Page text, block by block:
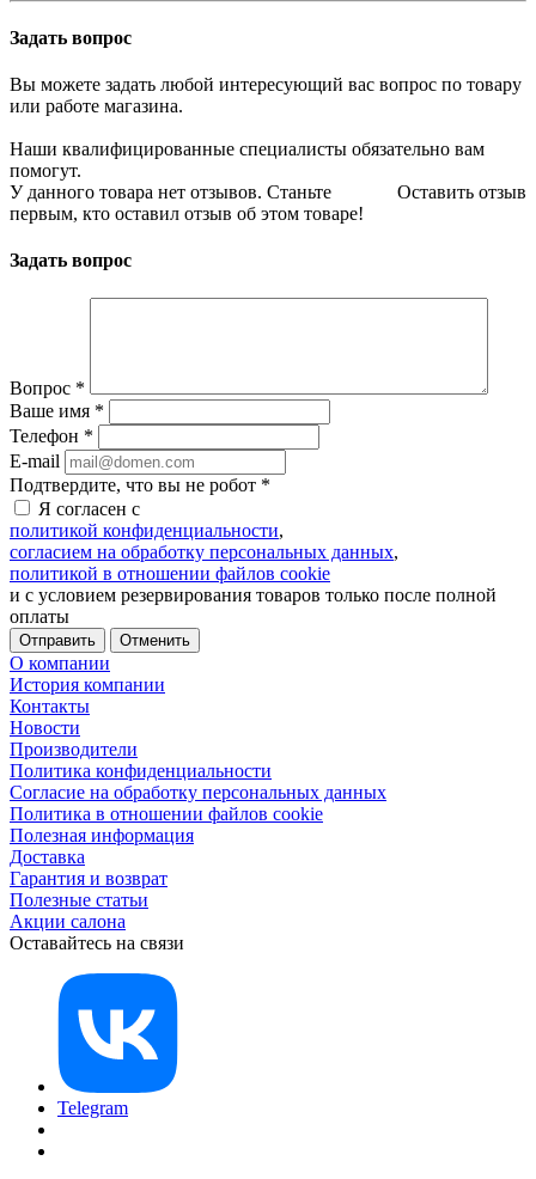
Задать вопрос
Вы можете задать любой интересующий вас вопрос по товару
или работе магазина.
Наши квалифицированные специалисты обязательно вам
помогут.
Оставить отзыв
У данного товара нет отзывов. Станьте
первым, кто оставил отзыв об этом товаре!
Задать вопрос
Вопрос *
Ваше имя *
Телефон *
E-mail
Подтвердите, что вы не робот *
Я согласен с
политикой конфиденциальности,
согласием на обработку персональных данных,
политикой в отношении файлов cookie
и с условием резервирования товаров только после полной
оплаты
Отменить
О компании
История компании
Контакты
Новости
Производители
Политика конфиденциальности
Согласие на обработку персональных данных
Политика в отношении файлов cookie
Полезная информация
Доставка
Гарантия и возврат
Полезные статьи
Акции салона
Оставайтесь на связи
Telegram